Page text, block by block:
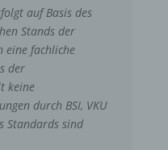
auf Basis des
Stands der
eine fachliche
der
keine
durch BSI, VKU
Standards sind